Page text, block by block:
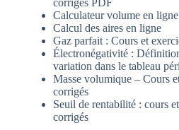
corrigés PDF
Calculateur volume en ligne
Calcul des aires en ligne
Gaz parfait : Cours et
Électronégativité :
variation dans le tableau
Masse volumique – Cours
corrigés
Seuil de rentabilité : cours
corrigés